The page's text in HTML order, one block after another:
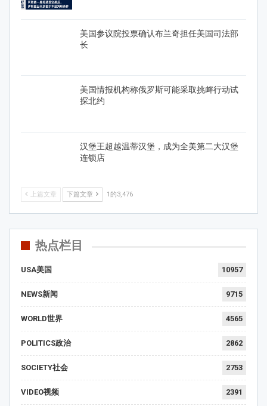
美国参议院投票确认布兰奇担任美国司法部
长
美国情报机构称俄罗斯可能采取挑衅行动试
探北约
汉堡王超越温蒂汉堡，成为全美第二大汉堡
连锁店
上篇文章 下篇文章 1的3,476
热点栏目
USA美国 10957
NEWS新闻 9715
WORLD世界 4565
POLITICS政治 2862
SOCIETY社会 2753
VIDEO视频 2391